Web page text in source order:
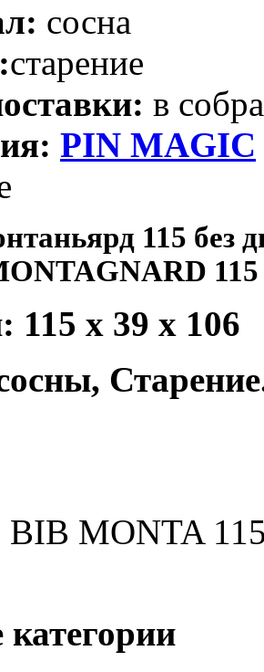
сосна
старение
в
PIN MAGIС
115 без
115
115 x 39 x 106
BIB MONTA